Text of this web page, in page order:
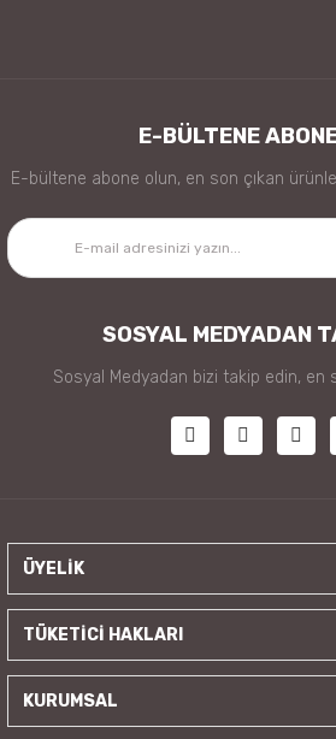
E-BÜLTENE
E-bültene abone olun, en son çıkan
SOSYAL MEDYADAN
Sosyal Medyadan bizi takip edin, en
ÜYELİK
TÜKETİCİ HAKLARI
KURUMSAL